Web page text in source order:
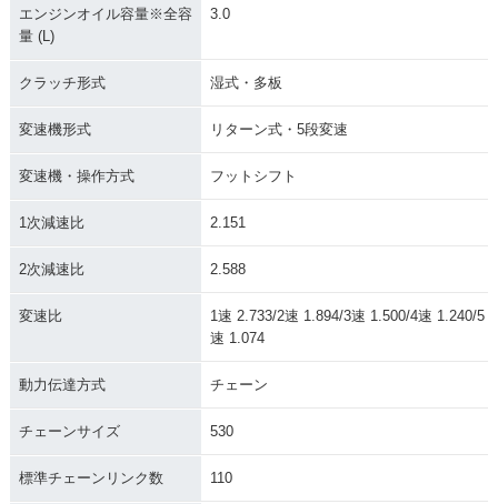
エンジンオイル容量※全容
量 (L)
3.0
クラッチ形式 湿式・多板
変速機形式 リターン式・5段変速
変速機・操作方式 フットシフト
1次減速比 2.151
2次減速比 2.588
変速比
1速 2.733/2速 1.894/3速 1.500/4速 1.240/5
速 1.074
動力伝達方式 チェーン
チェーンサイズ 530
標準チェーンリンク数 110